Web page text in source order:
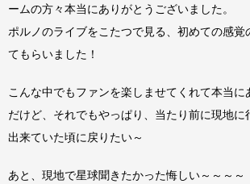
ームの方々本当にありがとうございました。
ポルノのライブをこたつで見る、初めての感覚
てもらいました！
こんな中でもファンを楽しませてくれて本当に
だけど、それでもやっぱり、当たり前に現地に
出来ていた頃に戻りたい～
あと、現地で星球聞きたかった悔しい～～～～